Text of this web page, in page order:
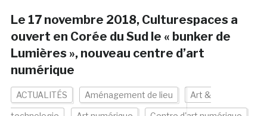
Le 17 novembre 2018, Culturespaces a
ouvert en Corée du Sud le « bunker de
Lumières », nouveau centre d’art
numérique
ACTUALITÉS Aménagement de lieu Art &